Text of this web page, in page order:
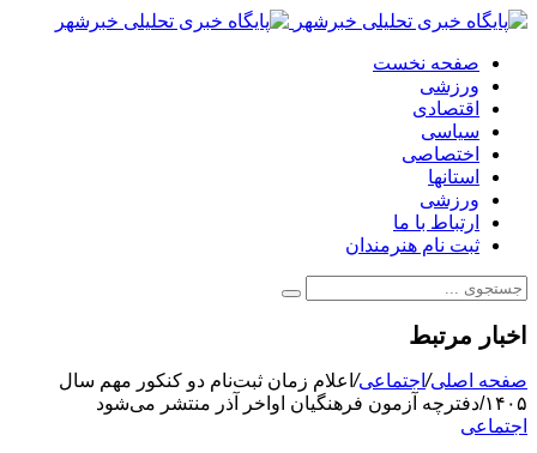
صفحه نخست
ورزشی
اقتصادی
سیاسی
اختصاصی
استانها
ورزشی
ارتباط با ما
ثبت نام هنرمندان
اخبار مرتبط
صفحه اصلی/اجتماعی/اعلام زمان ثبت‌نام دو کنکور مهم سال
۱۴۰۵/دفترچه آزمون فرهنگیان اواخر آذر منتشر می‌شود
اجتماعی